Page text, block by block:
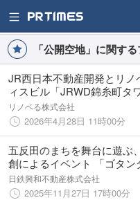
「公開空地」に関す
JR西日本不動産開発とリノ
ィスビル「JRWD錦糸町タ
アップ
リノベる株式会社
2026年4月28日 11時00分
五反田のまちを舞台に遊ぶ
創によるイベント 「ゴタン
ダ!!2025」を開催
日鉄興和不動産株式会社
2025年11月27日 17時00分